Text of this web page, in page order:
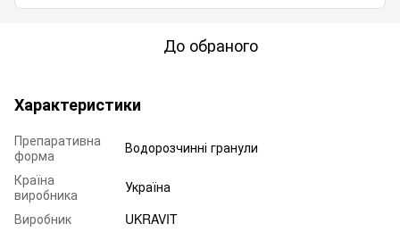
До обраного
Характеристики
Препаративна
форма
Водорозчинні гранули
Країна
виробника
Україна
Виробник
UKRAVIT